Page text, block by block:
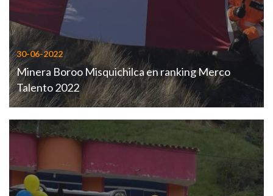
30-06-2022
Minera Boroo Misquichilca en ranking Merco
Talento 2022